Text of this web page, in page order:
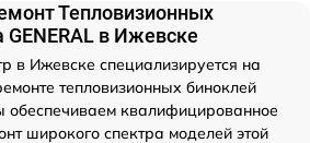
Тепловизионных
GENERAL в Ижевске
в Ижевске специализируется на
тепловизионных биноклей
обеспечиваем квалифицированное
широкого спектра моделей этой